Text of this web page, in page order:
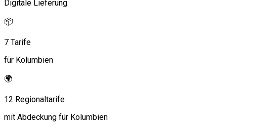
Digitale Lieferung
📦
7 Tarife
für Kolumbien
🌍
12 Regionaltarife
mit Abdeckung für Kolumbien